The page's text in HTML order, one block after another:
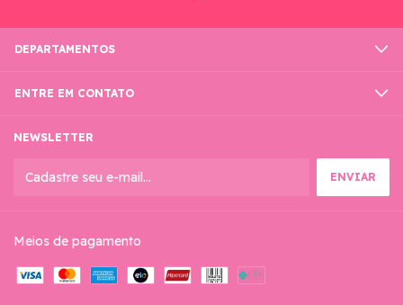
DEPARTAMENTOS
ENTRE EM CONTATO
NEWSLETTER
Meios de pagamento